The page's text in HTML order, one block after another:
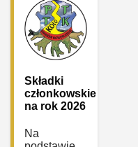
Składki
członkowskie
na rok 2026
Na